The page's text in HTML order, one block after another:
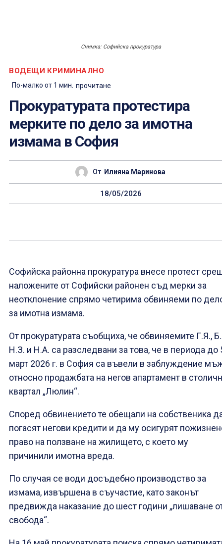
Снимка: Софийска прокуратура
ВОДЕЩИ КРИМИНАЛНО
По-малко от 1 мин. прочитане
Прокуратурата протестира
мерките по дело за имотна
измама в София
От Илияна Маринова
18/05/2026
Софийска районна прокуратура внесе протест
наложените от Софийски районен съд мерки за
неотклонение спрямо четирима обвиняеми по
за имотна измама.
От прокуратурата съобщиха, че обвиняемите Г.Я.,
Н.З. и Н.А. са разследвани за това, че в периода до
март 2026 г. в София са въвели в заблуждение
относно продажбата на негов апартамент в
квартал „Люлин“.
Според обвинението те обещали на собственика
погасят негови кредити и да му осигурят
право на ползване на жилището, с което му
причинили имотна вреда.
По случая се води досъдебно производство за
измама, извършена в съучастие, като законът
предвижда наказание до шест години „лишаване
свобода“.